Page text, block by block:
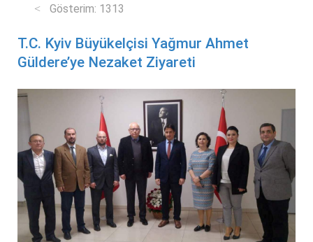
Gösterim: 1313
T.C. Kyiv Büyükelçisi Yağmur Ahmet
Güldere’ye Nezaket Ziyareti